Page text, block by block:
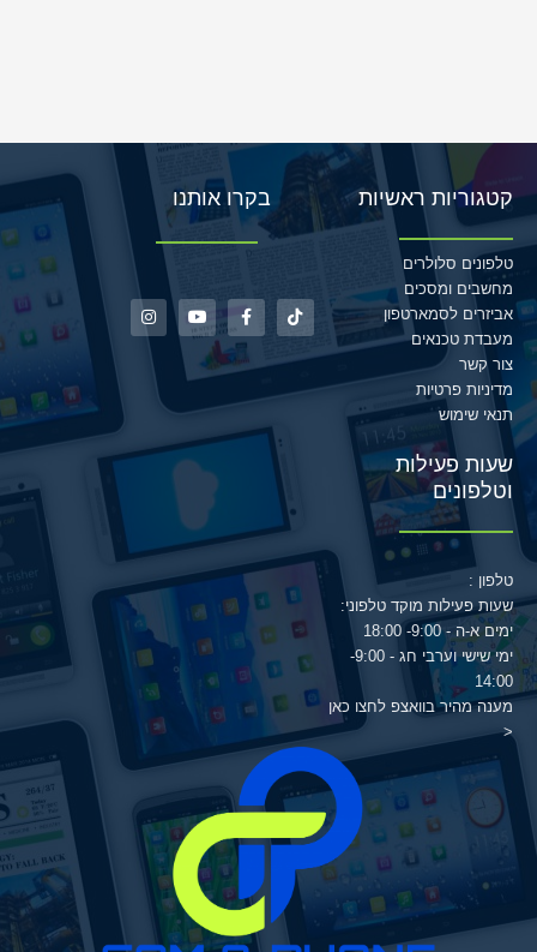
קטגוריות ראשיות
טלפונים סלולרים
מחשבים ומסכים
אביזרים לסמארטפון
מעבדת טכנאים
צור קשר
מדיניות פרטיות
תנאי שימוש
שעות פעילות
וטלפונים
טלפון :
שעות פעילות מוקד טלפוני:
ימים א-ה - 9:00- 18:00
ימי שישי וערבי חג - 9:00-
14:00
מענה מהיר בוואצפ לחצו כאן
<
בקרו אותנו